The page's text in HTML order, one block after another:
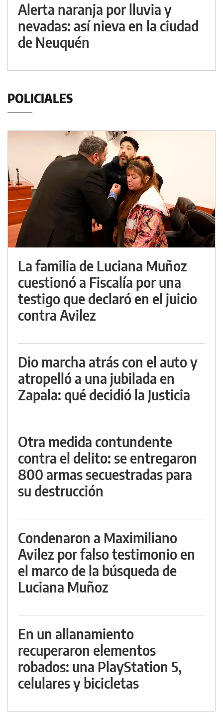
Alerta naranja por lluvia y
nevadas: así nieva en la ciudad
de Neuquén
POLICIALES
La familia de Luciana Muñoz
cuestionó a Fiscalía por una
testigo que declaró en el juicio
contra Avilez
Dio marcha atrás con el auto y
atropelló a una jubilada en
Zapala: qué decidió la Justicia
Otra medida contundente
contra el delito: se entregaron
800 armas secuestradas para
su destrucción
Condenaron a Maximiliano
Avilez por falso testimonio en
el marco de la búsqueda de
Luciana Muñoz
En un allanamiento
recuperaron elementos
robados: una PlayStation 5,
celulares y bicicletas